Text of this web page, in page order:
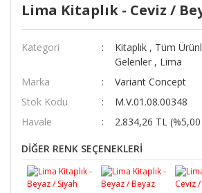
Lima Kitaplık - Ceviz /
Kategori Kitaplık , Tüm
Gelenler , Lima
Marka
Variant Concept
Stok Kodu
M.V.01.08.00348
Havale
2.834,26 TL
DİĞER RENK SEÇENEKLERİ